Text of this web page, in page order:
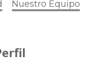
Nuestro Equipo